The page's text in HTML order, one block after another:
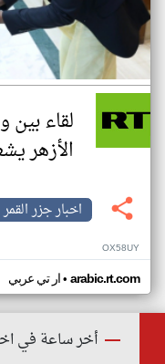
لقاء
الأزهر
اخبار جزر القمر
OX58UY
ار تي عربي• arabic.rt.com
أخر ساعة في